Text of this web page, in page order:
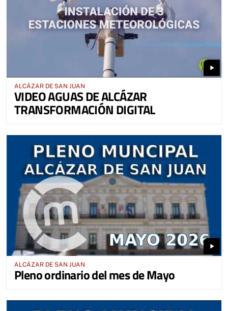
play_arrow
ALCÁZAR DE SAN JUAN
VIDEO AGUAS DE ALCÁZAR
TRANSFORMACIÓN DIGITAL
play_arrow
ALCÁZAR DE SAN JUAN
Pleno ordinario del mes de Mayo